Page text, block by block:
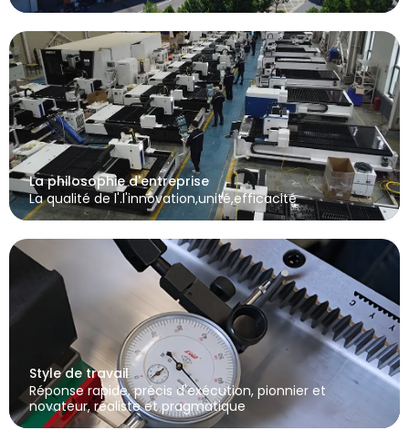
La philosophie d'entreprise
La qualité de l'.l'innovation,unité,efficacité
Style de travail
Réponse rapide, précis d'exécution, pionnier et
novateur, réaliste et pragmatique